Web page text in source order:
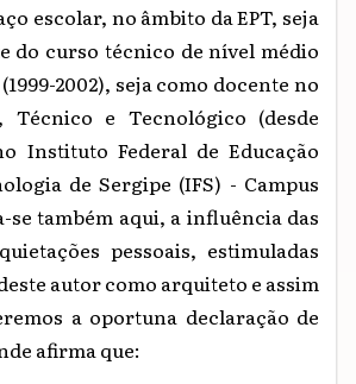
escolar, no âmbito da EPT, seja
do curso técnico de nível médio
2002), seja como docente no
Técnico e Tecnológico (desde
Instituto Federal de Educação
de Sergipe (IFS) - Campus
também aqui, a influência das
pessoais, estimuladas
autor como arquiteto e assim
a oportuna declaração de
afirma que: